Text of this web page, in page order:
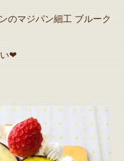
のマジパン細工 ブルーク
い❤